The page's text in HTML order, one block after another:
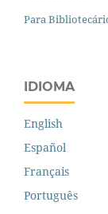
Para
IDIOMA
English
Español
Français
Português